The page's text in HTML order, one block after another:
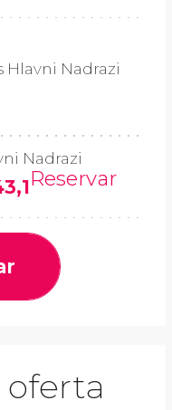
Hlavni Nadrazi
Nadrazi
Reservar